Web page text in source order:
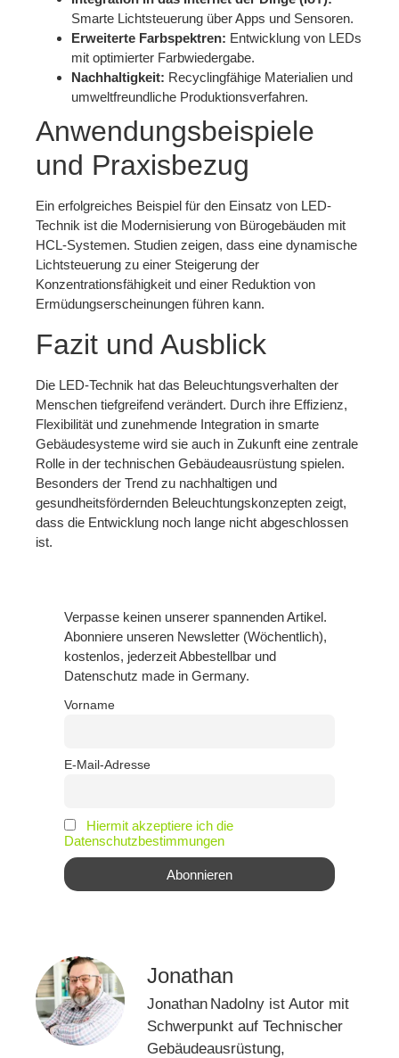
Smarte Lichtsteuerung über Apps und Sensoren.
Erweiterte Farbspektren: Entwicklung von LEDs
mit optimierter Farbwiedergabe.
Nachhaltigkeit: Recyclingfähige Materialien und
umweltfreundliche Produktionsverfahren.
Anwendungsbeispiele
und Praxisbezug
Ein erfolgreiches Beispiel für den Einsatz von LED-
Technik ist die Modernisierung von Bürogebäuden mit
HCL-Systemen. Studien zeigen, dass eine dynamische
Lichtsteuerung zu einer Steigerung der
Konzentrationsfähigkeit und einer Reduktion von
Ermüdungserscheinungen führen kann.
Fazit und Ausblick
Die LED-Technik hat das Beleuchtungsverhalten der
Menschen tiefgreifend verändert. Durch ihre Effizienz,
Flexibilität und zunehmende Integration in smarte
Gebäudesysteme wird sie auch in Zukunft eine zentrale
Rolle in der technischen Gebäudeausrüstung spielen.
Besonders der Trend zu nachhaltigen und
gesundheitsfördernden Beleuchtungskonzepten zeigt,
dass die Entwicklung noch lange nicht abgeschlossen
ist.
Verpasse keinen unserer spannenden Artikel.
Abonniere unseren Newsletter (Wöchentlich),
kostenlos, jederzeit Abbestellbar und
Datenschutz made in Germany.
Vorname
E-Mail-Adresse
Hiermit akzeptiere ich die
Datenschutzbestimmungen
Jonathan
Jonathan Nadolny ist Autor mit
Schwerpunkt auf Technischer
Gebäudeausrüstung,